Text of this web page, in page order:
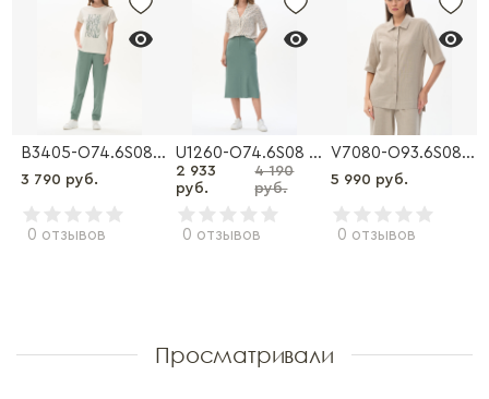
B3405-O74.6S08 Брюки
3 790 руб.
0 отзывов
U1260-O74.6S08 Юбка
2 933
руб.
4 190
руб.
0 отзывов
V7080-O93.6S08 Рубашка
5 990 руб.
0 отзывов
Просматривали